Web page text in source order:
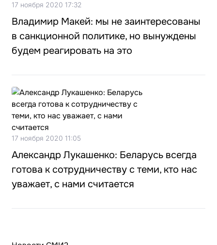
17 ноября 2020 17:32
Владимир Макей: мы не заинтересованы
в санкционной политике, но вынуждены
будем реагировать на это
17 ноября 2020 11:05
Александр Лукашенко: Беларусь всегда
готова к сотрудничеству с теми, кто нас
уважает, с нами считается